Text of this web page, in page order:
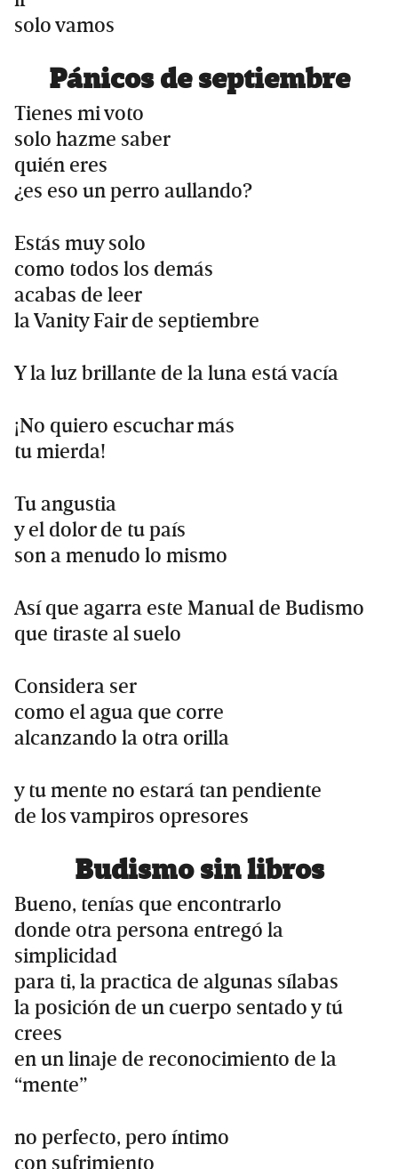
solo vamos
Pánicos de septiembre
Tienes mi voto
solo hazme saber
quién eres
¿es eso un perro aullando?
Estás muy solo
como todos los demás
acabas de leer
la Vanity Fair de septiembre
Y la luz brillante de la luna está vacía
¡No quiero escuchar más
tu mierda!
Tu angustia
y el dolor de tu país
son a menudo lo mismo
Así que agarra este Manual de Budismo
que tiraste al suelo
Considera ser
como el agua que corre
alcanzando la otra orilla
y tu mente no estará tan pendiente
de los vampiros opresores
Budismo sin libros
Bueno, tenías que encontrarlo
donde otra persona entregó la
simplicidad
para ti, la practica de algunas sílabas
la posición de un cuerpo sentado y tú
crees
en un linaje de reconocimiento de la
“mente”
no perfecto, pero íntimo
con sufrimiento